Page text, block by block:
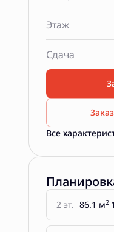
Этаж
Сдача
Все
2 эт. 86.1 м2